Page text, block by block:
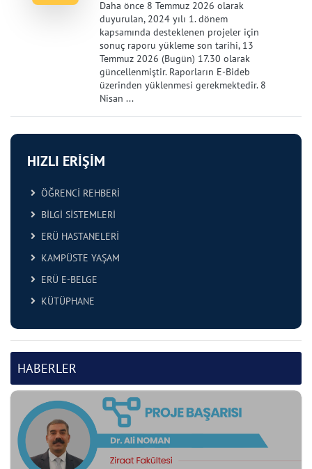
HIZLI ERİŞİM
ÖĞRENCİ REHBERİ
BİLGİ SİSTEMLERİ
ERÜ HASTANELERİ
KAMPÜSTE YAŞAM
ERÜ E-BELGE
KÜTÜPHANE
HABERLER
Daha önce 8 Temmuz 2026 olarak
duyurulan, 2024 yılı 1. dönem
kapsamında desteklenen projeler için
sonuç raporu yükleme son tarihi, 13
Temmuz 2026 (Bugün) 17.30 olarak
güncellenmiştir. Raporların E-Bideb
üzerinden yüklenmesi gerekmektedir. 8
Nisan ...